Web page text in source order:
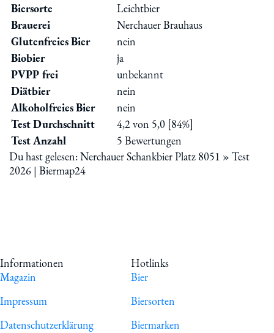
Biersorte
Leichtbier
Brauerei
Nerchauer Brauhaus
Glutenfreies Bier
nein
Biobier
ja
PVPP frei
unbekannt
Diätbier
nein
Alkoholfreies Bier
nein
Test Durchschnitt
4,2 von 5,0 [84%]
Test Anzahl
5 Bewertungen
Du hast gelesen: Nerchauer Schankbier Platz 8051 » Test
2026 | Biermap24
Informationen
Magazin
Impressum
Datenschutzerklärung
Hotlinks
Bier
Biersorten
Biermarken